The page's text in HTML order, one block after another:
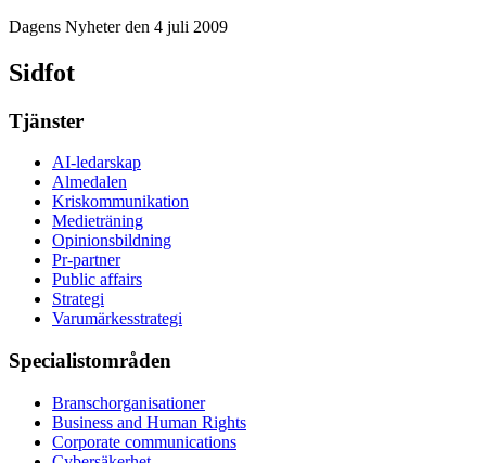
Dagens Nyheter den 4 juli 2009
Sidfot
Tjänster
AI-ledarskap
Almedalen
Kris­kommunikation
Medieträning
Opinionsbildning
Pr-partner
Public affairs
Strategi
Varumärkesstrategi
Specialistområden
Branschorganisationer
Business and Human Rights
Corporate communications